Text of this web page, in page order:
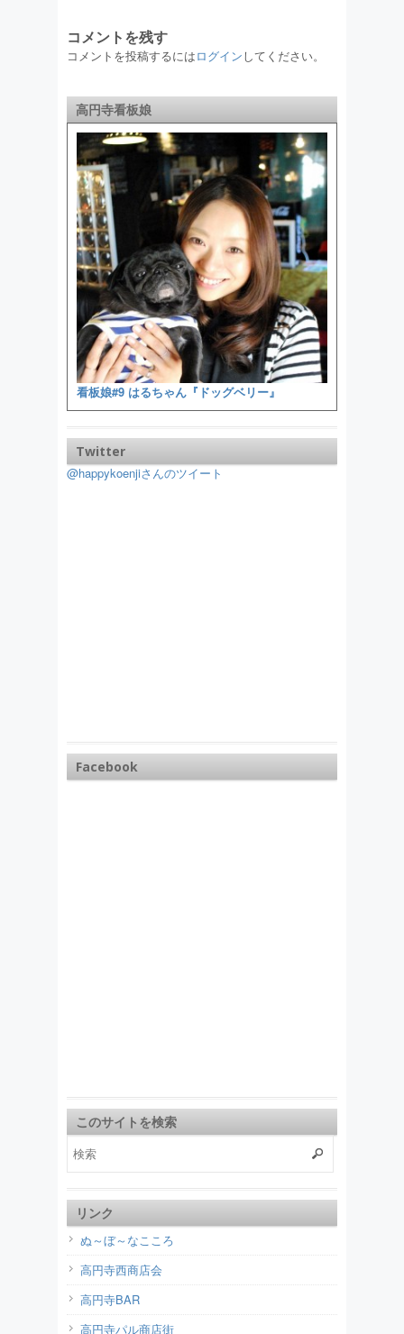
コメントを残す
コメントを投稿するにはログインしてください。
高円寺看板娘
看板娘#9 はるちゃん『ドッグベリー』
Twitter
@happykoenjiさんのツイート
Facebook
このサイトを検索
リンク
ぬ～ぼ～なこころ
高円寺西商店会
高円寺BAR
高円寺パル商店街